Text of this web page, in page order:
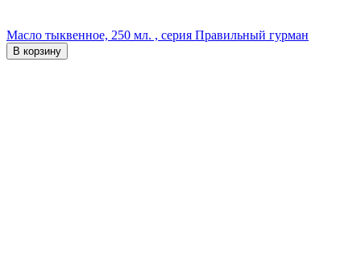
Масло тыквенное, 250 мл. , серия Правильный гурман
В корзину